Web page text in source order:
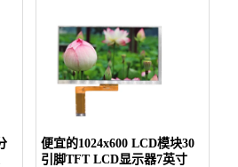
便宜的1024x600 LCD模块30
引脚TFT LCD显示器7英寸